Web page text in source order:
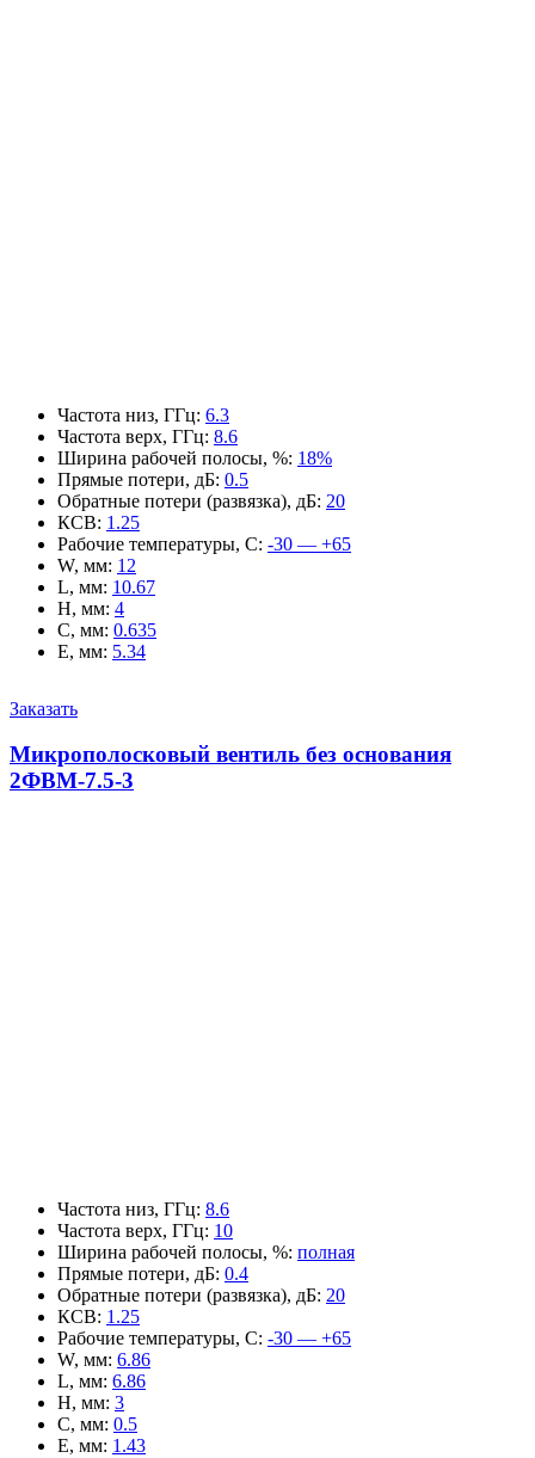
Частота низ, ГГц: 6.3
Частота верх, ГГц: 8.6
Ширина рабочей полосы, %: 18%
Прямые потери, дБ: 0.5
Обратные потери (развязка), дБ: 20
КСВ: 1.25
Рабочие температуры, С: -30 — +65
W, мм: 12
L, мм: 10.67
H, мм: 4
C, мм: 0.635
E, мм: 5.34
Заказать
Микрополосковый вентиль без основания
2ФВМ-7.5-3
Частота низ, ГГц: 8.6
Частота верх, ГГц: 10
Ширина рабочей полосы, %: полная
Прямые потери, дБ: 0.4
Обратные потери (развязка), дБ: 20
КСВ: 1.25
Рабочие температуры, С: -30 — +65
W, мм: 6.86
L, мм: 6.86
H, мм: 3
C, мм: 0.5
E, мм: 1.43